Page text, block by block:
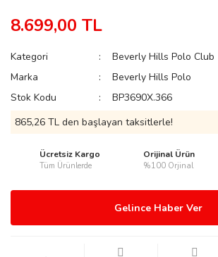
8.699,00 TL
Kategori
Beverly Hills Polo Club
Marka
Beverly Hills Polo
Stok Kodu
BP3690X.366
865,26 TL den başlayan taksitlerle!
Ücretsiz Kargo
Tüm Ürünlerde
Orijinal Ürün
%100 Orjinal
Gelince Haber Ver